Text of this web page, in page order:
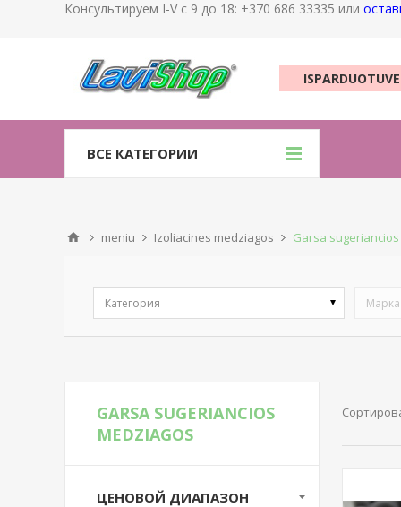
Консультируем I-V с 9 до 18: +370 686 33335 или
ISPARDUOTUVE
ВСЕ КАТЕГОРИИ
meniu Izoliacines medziagos Garsa
Категория Марка
GARSA SUGERIANCIOS
MEDZIAGOS
ЦЕНОВОЙ ДИАПАЗОН